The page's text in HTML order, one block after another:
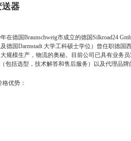
送器
年在德国Braunschweig市成立的德国Silkroad24
德国Darmstadt 大学工科硕士学位）曾任职德国
规模生产，物流的奥秘。目前公司已具有业务员
包括选型，技术解答和售后服务）以及代理品牌
优势：